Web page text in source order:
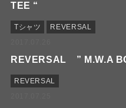
TEE “
Tシャツ
REVERSAL
REVERSAL ” M.W.A
REVERSAL